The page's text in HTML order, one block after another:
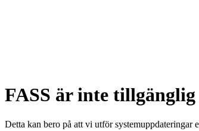
FASS är inte
Detta kan bero på att vi utför systemuppdateringar